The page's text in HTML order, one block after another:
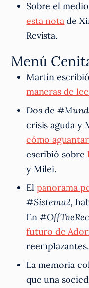
Sobre el
esta nota de
Revista.
Menú
Martín
maneras de
Dos de
crisis aguda y
cómo
escribió sobre
y Milei.
Elpanorama
#Sistema2,
En
futuro de
reemplazantes.
La memoria
que una